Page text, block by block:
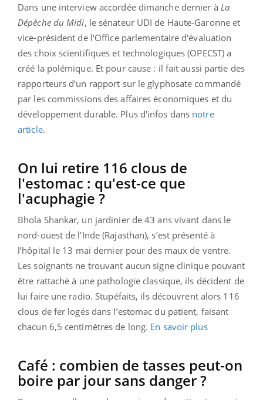
Dans une interview accordée dimanche dernier à La
Dépêche du Midi, le sénateur UDI de Haute-Garonne et
vice-président de l'Office parlementaire d'évaluation
des choix scientifiques et technologiques (OPECST) a
créé la polémique. Et pour cause : il fait aussi partie des
rapporteurs d’un rapport sur le glyphosate commandé
par les commissions des affaires économiques et du
développement durable. Plus d'infos dans notre
article.
On lui retire 116 clous de
l'estomac : qu'est-ce que
l'acuphagie ?
Bhola Shankar, un jardinier de 43 ans vivant dans le
nord-ouest de l'Inde (Rajasthan), s’est présenté à
l’hôpital le 13 mai dernier pour des maux de ventre.
Les soignants ne trouvant aucun signe clinique pouvant
être rattaché à une pathologie classique, ils décident de
lui faire une radio.Stupéfaits, ils découvrent alors 116
clous de fer logés dans l’estomac du patient, faisant
chacun 6,5 centimètres de long. En savoir plus
Café : combien de tasses peut-on
boire par jour sans danger ?